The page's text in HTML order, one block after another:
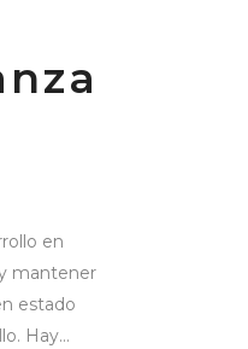
en
mantener
estado
Hay...